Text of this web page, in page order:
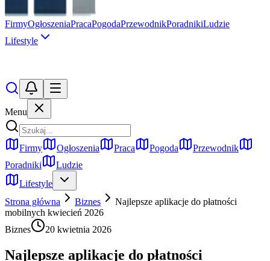
FirmyOgłoszeniaPracaPogodaPrzewodnikPoradnikiLudzie
Lifestyle
Menu
Firmy Ogłoszenia Praca Pogoda
Przewodnik
Poradniki
Ludzie
Lifestyle
Strona główna
Biznes
Najlepsze aplikacje do płatności
mobilnych kwiecień 2026
Biznes
20 kwietnia 2026
Najlepsze aplikacje do płatności